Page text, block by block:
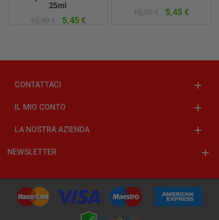
25ml
5,45 €
5,45 €
CONTATTACI
IL MIO CONTO
LA NOSTRA AZIENDA
NEWSLETTER